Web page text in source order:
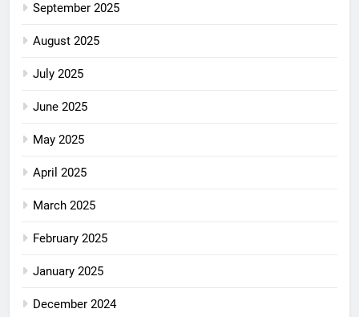
September 2025
August 2025
July 2025
June 2025
May 2025
April 2025
March 2025
February 2025
January 2025
December 2024